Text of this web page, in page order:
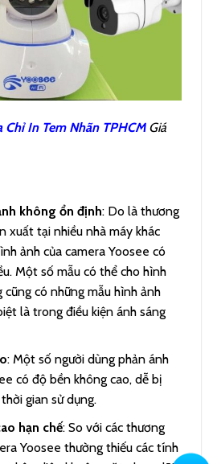
Chỉ In Tem Nhãn TPHCMGiá
không ổn định: Do là thương
xuất tại nhiều nhà máy khác
ảnh của camera Yoosee có
Một số mẫu có thể cho hình
có những mẫu hình ảnh
là trong điều kiện ánh sáng
: Một số người dùng phản ánh
có độ bền không cao, dễ bị
gian sử dụng.
hạn chế: So với các thương
Yoosee thường thiếu các tính